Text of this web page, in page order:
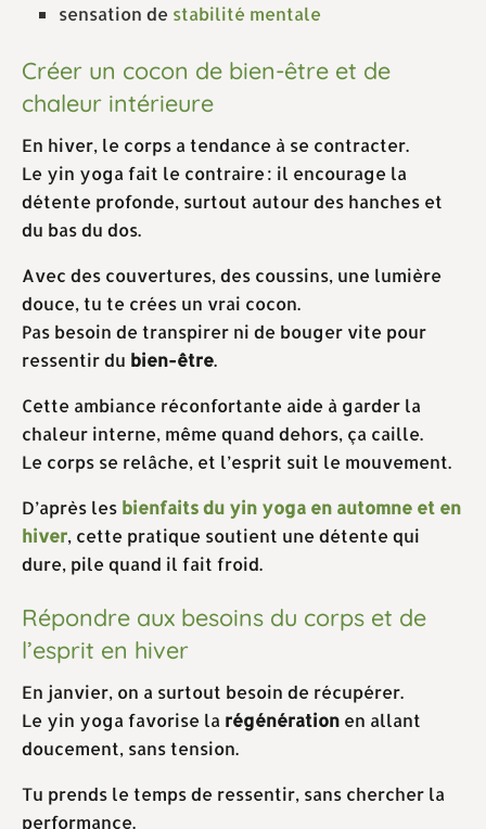
sensation de stabilité mentale
Créer un cocon de bien-être et de
chaleur intérieure
En hiver, le corps a tendance à se contracter.
Le yin yoga fait le contraire : il encourage la
détente profonde, surtout autour des hanches et
du bas du dos.
Avec des couvertures, des coussins, une lumière
douce, tu te crées un vrai cocon.
Pas besoin de transpirer ni de bouger vite pour
ressentir du bien-être.
Cette ambiance réconfortante aide à garder la
chaleur interne, même quand dehors, ça caille.
Le corps se relâche, et l’esprit suit le mouvement.
D’après les bienfaits du yin yoga en automne et en
hiver, cette pratique soutient une détente qui
dure, pile quand il fait froid.
Répondre aux besoins du corps et de
l’esprit en hiver
En janvier, on a surtout besoin de récupérer.
Le yin yoga favorise la régénération en allant
doucement, sans tension.
Tu prends le temps de ressentir, sans chercher la
performance.